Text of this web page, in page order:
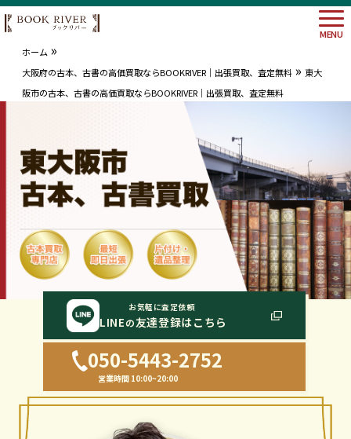
神奈川
東京都
MENU
ホーム »
大阪府の古本、古書の高価買取ならBOOKRIVER｜出張買取、査定無料 » 東大
阪市の古本、古書の高価買取ならBOOKRIVER｜出張買取、査定無料
お気軽に査定依頼
LINEの友達登録はこちら
050-5443-2752
営業時間 10:00~20:00